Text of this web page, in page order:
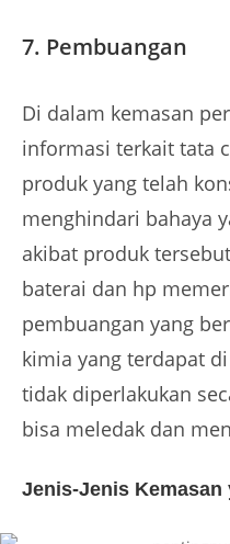
7. Pembuangan
Di dalam kemasan
informasi terkait tata
produk yang telah
menghindari bahaya
akibat produk
baterai dan hp
pembuangan yang
kimia yang terdapat
tidak diperlakukan
bisa meledak dan
Jenis-Jenis Kemasan